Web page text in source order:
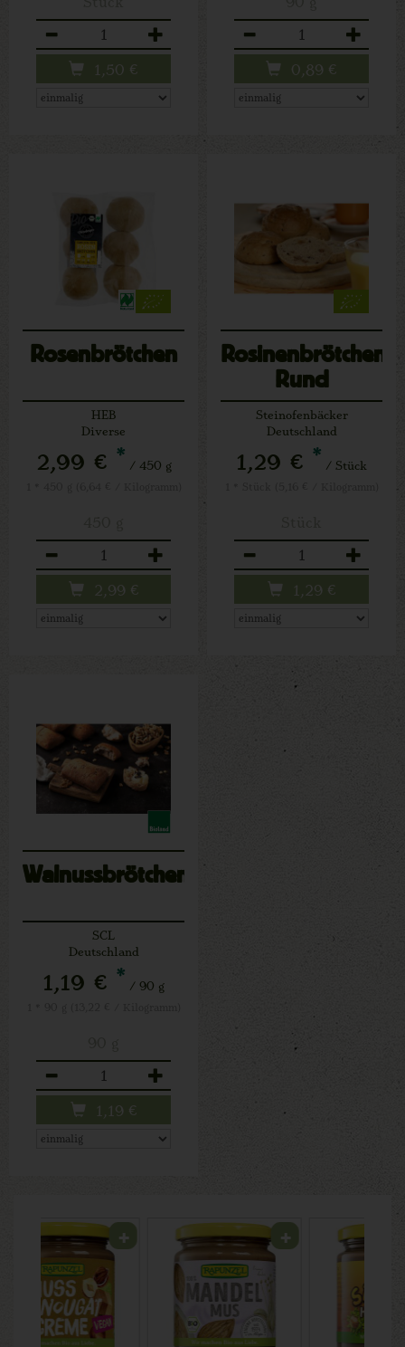
1,50 € 0,89 €
Rosenbrötchen
HEB
Diverse
2,99 € * / 450 g
2,99 €
Rosinenbrötchen
Rund
Steinofenbäcker
Deutschland
1,29 € * / Stück
1,29 €
Walnussbrötchen
SCL
Deutschland
1,19 € * / 90 g
1,19 €